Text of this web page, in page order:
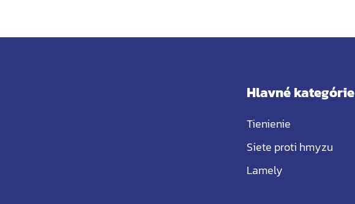
Hlavné kategórie
Tienienie
Siete proti hmyzu
Lamely